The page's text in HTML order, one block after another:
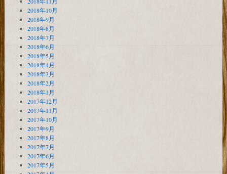
2018年10月
2018年9月
2018年8月
2018年7月
2018年6月
2018年5月
2018年4月
2018年3月
2018年2月
2018年1月
2017年12月
2017年11月
2017年10月
2017年9月
2017年8月
2017年7月
2017年6月
2017年5月